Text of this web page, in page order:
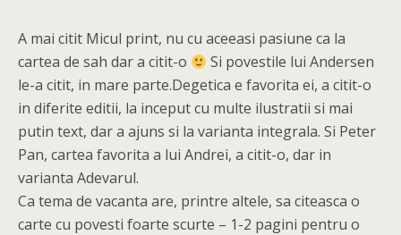
A mai citit Micul print, nu cu aceeasi pasiune ca la
cartea de sah dar a citit-o
Si povestile lui Andersen
le-a citit, in mare parte.Degetica e favorita ei, a citit-o
in diferite editii, la inceput cu multe ilustratii si mai
putin text, dar a ajuns si la varianta integrala. Si Peter
Pan, cartea favorita a lui Andrei, a citit-o, dar in
varianta Adevarul.
Ca tema de vacanta are, printre altele, sa citeasca o
carte cu povesti foarte scurte – 1-2 pagini pentru o